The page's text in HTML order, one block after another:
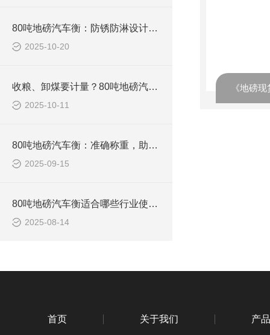
80吨地磅汽车衡：防锈防淋设计，南方雨季、北方寒冬都能用
2025-10-20
收粮、卸煤要计量？80吨地磅汽车衡，不用反复称，一次出准数
2025-10-11
80吨地磅汽车衡：准确称重，助力物流运输高效发展
2025-09-15
80吨地磅汽车衡适合哪些行业使用？
2025-08-14
首页 关于我们 产